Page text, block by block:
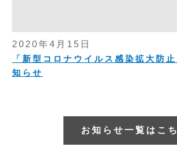
2020年4月15日
「新型コロナウイルス感染拡大防
知らせ
お知らせ一覧はこ